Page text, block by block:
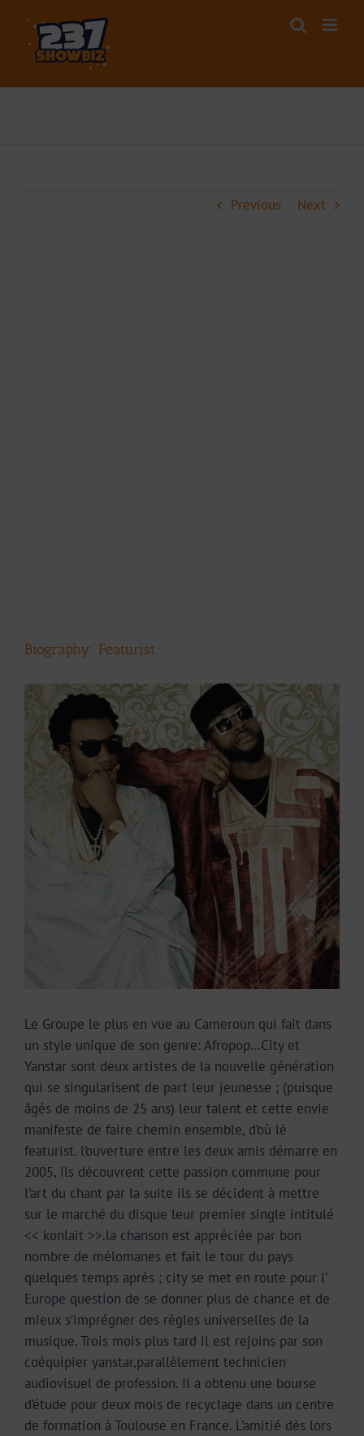
content
Previous Next
Biography: Featurist
Larger
Image
Le Groupe le plus en vue au Cameroun qui fait dans
un style unique de son genre: Afropop…City et
Yanstar sont deux artistes de la nouvelle génération
qui se singularisent de part leur jeunesse ; (puisque
âgés de moins de 25 ans) leur talent et cette envie
manifeste de faire chemin ensemble, d’où lè
featurist. l’ouverture entre les deux amis démarre en
2005, ils découvrent cette passion commune pour
l’art du chant par la suite ils se décident à mettre
sur le marché du disque leur premier single intitulé
<< konlait >>.la chanson est appréciée par bon
nombre de mélomanes et fait le tour du pays
quelques temps après ; city se met en route pour l’
Europe question de se donner plus de chance et de
mieux s’imprégner des règles universelles de la
musique. Trois mois plus tard il est rejoins par son
coéquipier yanstar,parallèlement technicien
audiovisuel de profession. Il a obtenu une bourse
d’étude pour deux mois de recyclage dans un centre
de formation à Toulouse en France. L’amitié dès lors